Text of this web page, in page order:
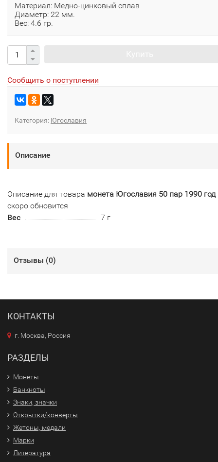
Материал: Медно-цинковый сплав
Диаметр: 22 мм.
Вес: 4.6 гр.
Сообщить о поступлении
Категория: Югославия
Описание
Описание для товара монета Югославия 50 пар 1990 год
скоро обновится
Вес
7 г
Отзывы (0)
КОНТАКТЫ
г. Москва, Россия
РАЗДЕЛЫ
Монеты
Банкноты
Знаки, значки
Открытки/конверты
Жетоны, медали
Марки
Литература